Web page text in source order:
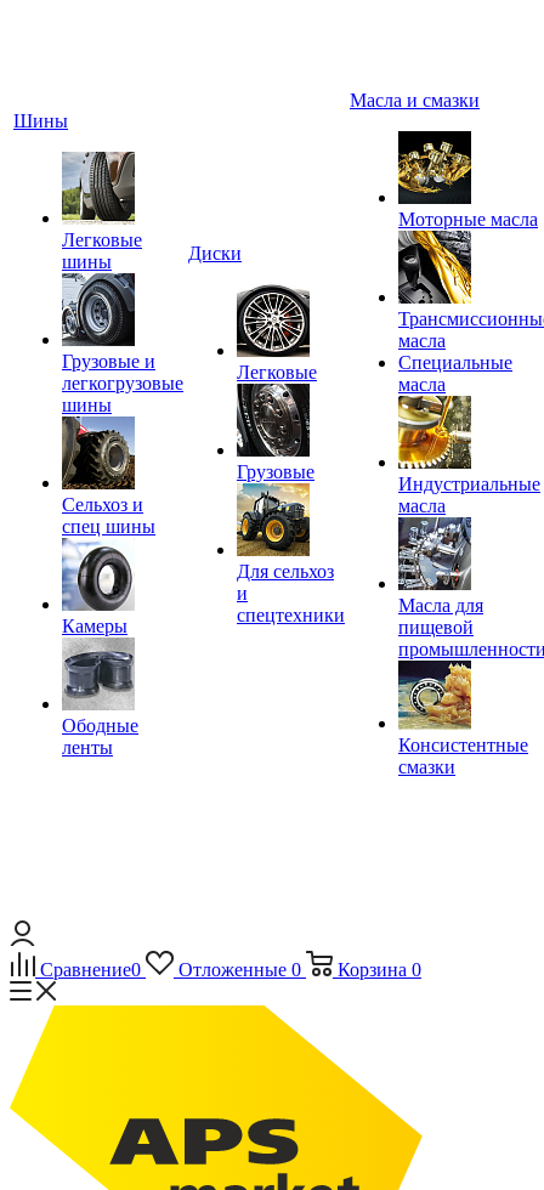
Шины
Легковые
шины
Грузовые и
легкогрузовые
шины
Сельхоз и
спец шины
Камеры
Ободные
ленты
Диски
Легковые
Грузовые
Для сельхоз
и
спецтехники
Масла и смазки
Моторные масла
масла
Специальные
масла
Индустриальные
масла
Масла для
пищевой
Консистентные
смазки
Сравнение0 Отложенные 0 Корзина 0